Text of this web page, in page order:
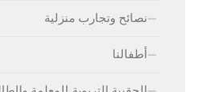
نصائح وتجارب منزلية
أطفالنا